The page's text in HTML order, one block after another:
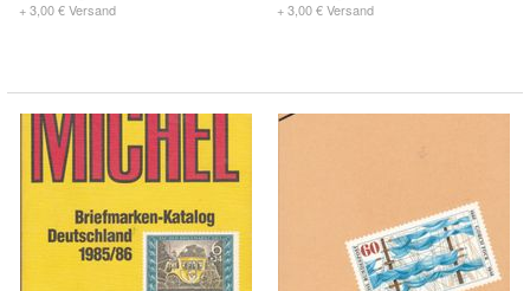
+ 3,00 € Versand
+ 3,00 € Versand